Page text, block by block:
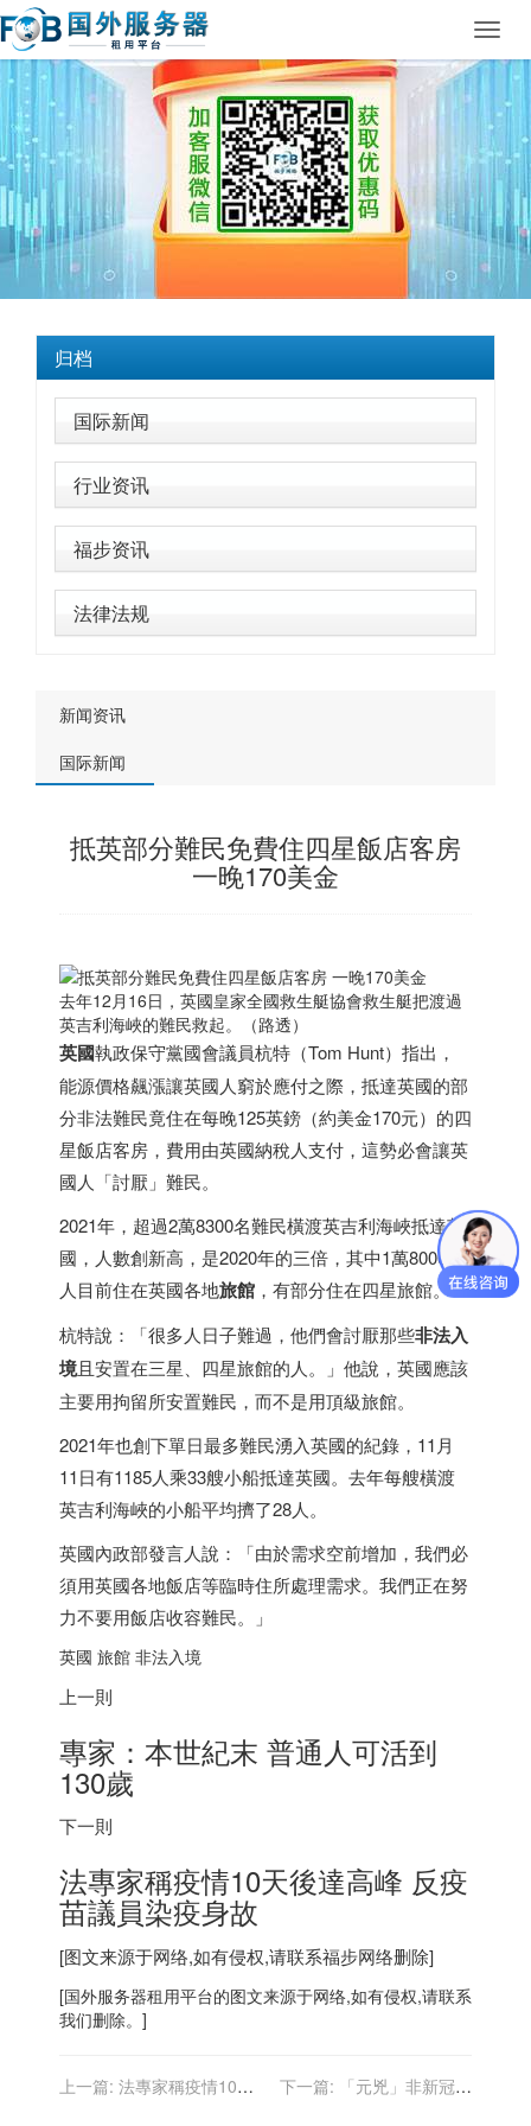
归档
国际新闻
行业资讯
福步资讯
法律法规
新闻资讯
国际新闻
抵英部分難民免費住四星飯店客房
一晚170美金
去年12月16日，英國皇家全國救生艇協會救生艇把渡過
英吉利海峽的難民救起。（路透）
英國執政保守黨國會議員杭特（Tom Hunt）指出，
能源價格飆漲讓英國人窮於應付之際，抵達英國的部
分非法難民竟住在每晚125英鎊（約美金170元）的四
星飯店客房，費用由英國納稅人支付，這勢必會讓英
國人「討厭」難民。
2021年，超過2萬8300名難民橫渡英吉利海峽抵達英
國，人數創新高，是2020年的三倍，其中1萬8000多
人目前住在英國各地旅館 ，有部分住在四星旅館。
杭特說：「很多人日子難過，他們會討厭那些非法入
境且安置在三星、四星旅館的人。」他說，英國應該
主要用拘留所安置難民，而不是用頂級旅館。
2021年也創下單日最多難民湧入英國的紀錄，11月
11日有1185人乘33艘小船抵達英國。去年每艘橫渡
英吉利海峽的小船平均擠了28人。
英國內政部發言人說：「由於需求空前增加，我們必
須用英國各地飯店等臨時住所處理需求。我們正在努
力不要用飯店收容難民。」
英國 旅館 非法入境
上一則
專家：本世紀末 普通人可活到
130歲
下一則
法專家稱疫情10天後達高峰 反疫
苗議員染疫身故
[图文来源于网络,如有侵权,请联系福步网络删除]
[国外服务器租用平台的图文来源于网络,如有侵权,请联系
我们删除。]
上一篇: 法專家稱疫情10天
下一篇:
「元兇」非新冠⋯